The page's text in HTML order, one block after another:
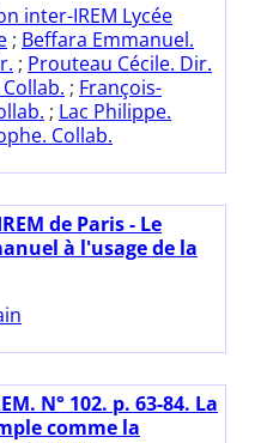
inter-IREM Lycée
; Beffara Emmanuel.
; Prouteau Cécile. Dir.
; François-
; Lac Philippe.
Collab.
de Paris - Le
à l'usage de la
N° 102. p. 63-84. La
comme la